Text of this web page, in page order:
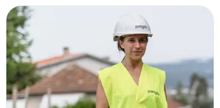
I&D
Inovação
Institucional
Interligação
Investidores
Investigação